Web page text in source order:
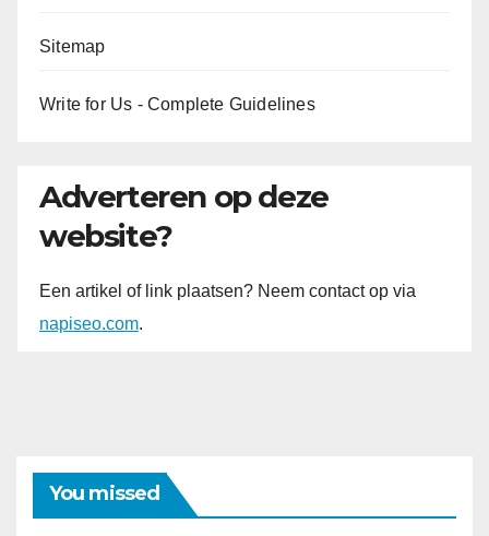
Sitemap
Write for Us - Complete Guidelines
Adverteren op deze
website?
Een artikel of link plaatsen? Neem contact op via
napiseo.com.
You missed